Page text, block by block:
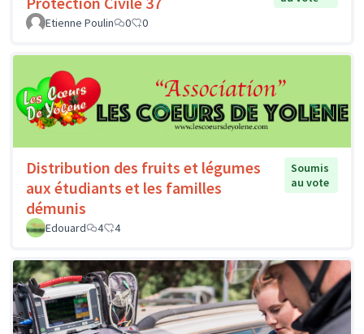
Etienne Poulin
0 0
Distribution des fruits et légumes
aux étudiants et les familles
démunis
Soumis
au vote
Edouard 4 4